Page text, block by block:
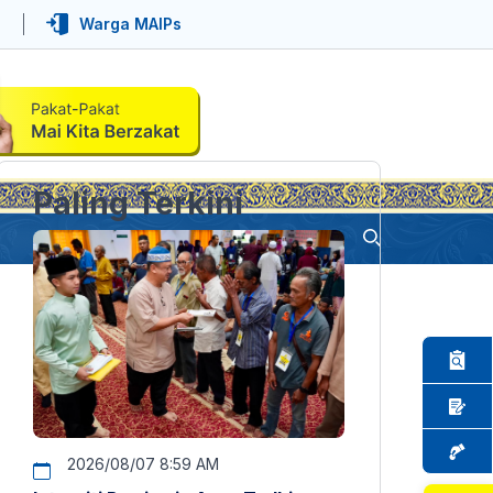
Warga MAIPs
Paling Terkini
2026/08/07 8:59 AM